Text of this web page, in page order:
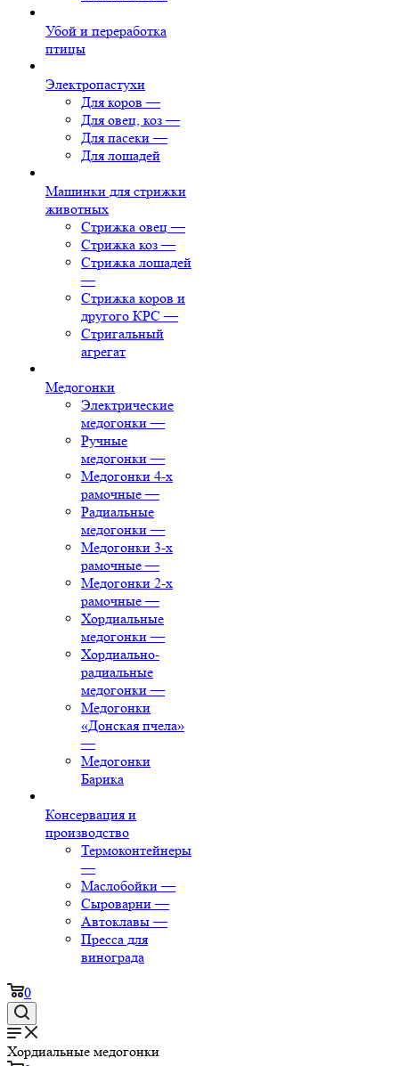
Убой и переработка
птицы
Электропастухи
Для коров —
Для овец, коз —
Для пасеки —
Для лошадей
Машинки для стрижки
животных
Стрижка овец —
Стрижка коз —
Стрижка лошадей
—
Стрижка коров и
другого КРС —
Стригальный
агрегат
Медогонки
Электрические
медогонки —
Ручные
медогонки —
Медогонки 4-х
рамочные —
Радиальные
медогонки —
Медогонки 3-х
рамочные —
Медогонки 2-х
рамочные —
Хордиальные
медогонки —
Хордиально-
радиальные
медогонки —
Медогонки
«Донская пчела»
—
Медогонки
Барика
Консервация и
производство
Термоконтейнеры
—
Маслобойки —
Сыроварни —
Автоклавы —
Пресса для
винограда
0
Хордиальные медогонки